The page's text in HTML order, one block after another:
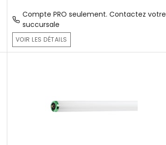
Compte PRO seulement. Contactez votre
succursale
VOIR LES DÉTAILS